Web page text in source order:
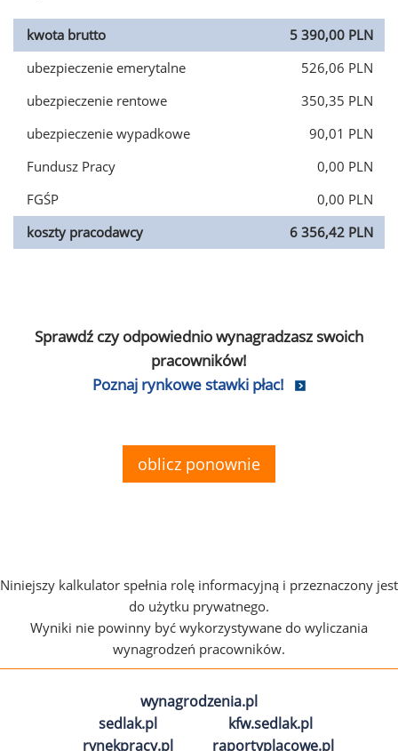
kwota brutto
5 390,00 PLN
ubezpieczenie emerytalne
526,06 PLN
ubezpieczenie rentowe
350,35 PLN
ubezpieczenie wypadkowe
90,01 PLN
Fundusz Pracy
0,00 PLN
FGŚP
0,00 PLN
koszty pracodawcy
6 356,42 PLN
Sprawdź czy odpowiednio wynagradzasz swoich
pracowników!
Poznaj rynkowe stawki płac!
oblicz ponownie
Niniejszy kalkulator spełnia rolę informacyjną i przeznaczony jest
do użytku prywatnego.
Wyniki nie powinny być wykorzystywane do wyliczania
wynagrodzeń pracowników.
wynagrodzenia.pl
sedlak.pl
kfw.sedlak.pl
rynekpracy.pl
raportyplacowe.pl